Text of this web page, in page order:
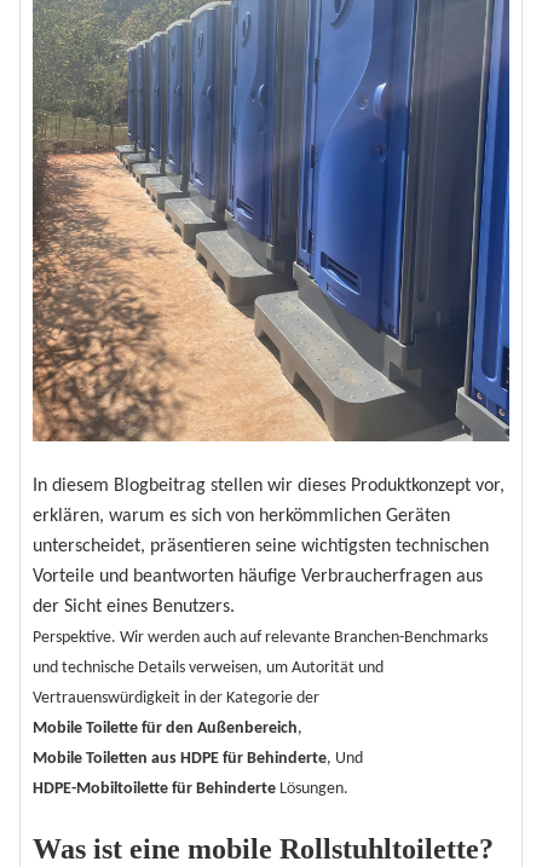
In diesem Blogbeitrag stellen wir dieses Produktkonzept vor,
erklären, warum es sich von herkömmlichen Geräten
unterscheidet, präsentieren seine wichtigsten technischen
Vorteile und beantworten häufige Verbraucherfragen aus
der Sicht eines Benutzers.
Perspektive. Wir werden auch auf relevante Branchen-Benchmarks
und technische Details verweisen, um Autorität und
Vertrauenswürdigkeit in der Kategorie der
Mobile Toilette für den Außenbereich,
Mobile Toiletten aus HDPE für Behinderte, Und
HDPE-Mobiltoilette für Behinderte Lösungen.
Was ist eine mobile Rollstuhltoilette?